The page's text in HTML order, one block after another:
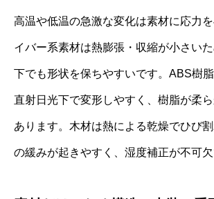
高温や低温の急激な変化は素材に応力
イバー系素材は熱膨張・収縮が小さい
下でも形状を保ちやすいです。ABS樹
直射日光下で変形しやすく、樹脂が柔
あります。木材は熱による乾燥でひび
の緩みが起きやすく、湿度補正が不可欠